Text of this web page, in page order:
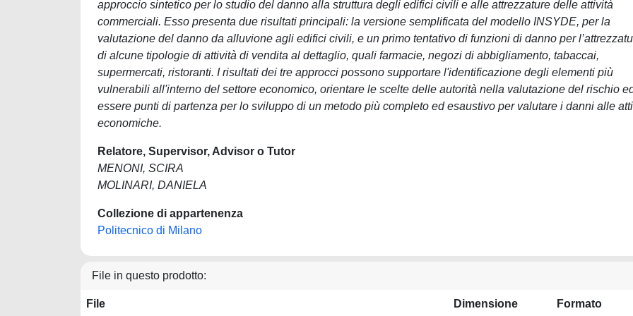
approccio sintetico per lo studio del danno alla struttura degli edifici civili e alle attrezzature delle attività
commerciali. Esso presenta due risultati principali: la versione semplificata del modello INSYDE, per la
valutazione del danno da alluvione agli edifici civili, e un primo tentativo di funzioni di danno per
di alcune tipologie di attività di vendita al dettaglio, quali farmacie, negozi di abbigliamento, tabaccai,
supermercati, ristoranti. I risultati dei tre approcci possono supportare l'identificazione degli elementi più
vulnerabili all'interno del settore economico, orientare le scelte delle autorità nella valutazione del rischio
essere punti di partenza per lo sviluppo di un metodo più completo ed esaustivo per valutare i danni alle
economiche.
Relatore, Supervisor, Advisor o Tutor
MENONI, SCIRA
MOLINARI, DANIELA
Collezione di appartenenza
Politecnico di Milano
File in questo prodotto:
File Dimensione Formato